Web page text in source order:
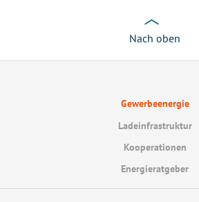
Nach oben
Gewerbeenergie
Ladeinfrastruktur
Kooperationen
Energieratgeber